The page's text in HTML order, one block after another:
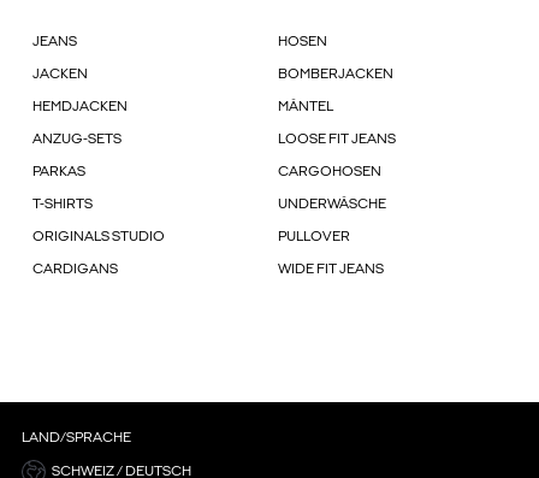
JEANS HOSEN
JACKEN BOMBERJACKEN
HEMDJACKEN MÄNTEL
ANZUG-SETS LOOSE FIT JEANS
PARKAS CARGOHOSEN
T-SHIRTS UNDERWÄSCHE
ORIGINALS STUDIO PULLOVER
CARDIGANS WIDE FIT JEANS
LAND/SPRACHE
SCHWEIZ / DEUTSCH